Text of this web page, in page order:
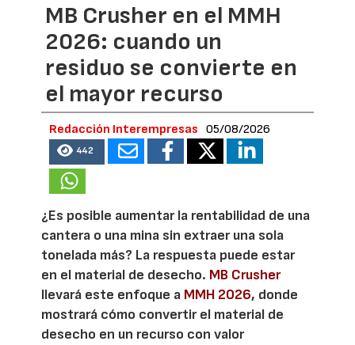
MB Crusher en el MMH
2026: cuando un
residuo se convierte en
el mayor recurso
Redacción Interempresas 05/08/2026
442
¿Es posible aumentar la rentabilidad de una
cantera o una mina sin extraer una sola
tonelada más? La respuesta puede estar
en el material de desecho. MB Crusher
llevará este enfoque a MMH 2026, donde
mostrará cómo convertir el material de
desecho en un recurso con valor